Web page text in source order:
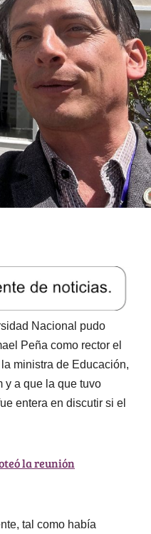
Nacional pudo
Peña como rector el
ministra de Educación,
y a que la que tuvo
entera en discutir si el
la reunión
tal como había